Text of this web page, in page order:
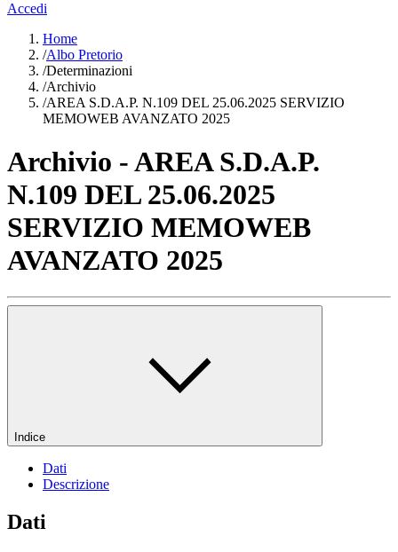
Accedi
Home
/Albo Pretorio
/Determinazioni
/Archivio
/AREA S.D.A.P. N.109 DEL 25.06.2025 SERVIZIO
MEMOWEB AVANZATO 2025
Archivio - AREA S.D.A.P.
N.109 DEL 25.06.2025
SERVIZIO MEMOWEB
AVANZATO 2025
Indice
Dati
Descrizione
Dati